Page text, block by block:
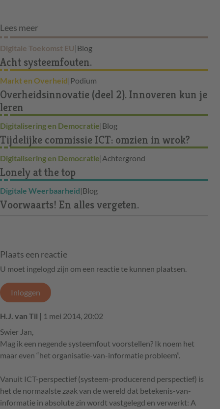
Lees meer
Digitale Toekomst EU |Blog
Acht systeemfouten.
Markt en Overheid|Podium
Overheidsinnovatie (deel 2). Innoveren kun je
leren
Digitalisering en Democratie|Blog
Tijdelijke commissie ICT: omzien in wrok?
Digitalisering en Democratie|Achtergrond
Lonely at the top
Digitale Weerbaarheid|Blog
Voorwaarts! En alles vergeten.
Plaats een reactie
U moet ingelogd zijn om een reactie te kunnen plaatsen.
Inloggen
H.J. van Til | 1 mei 2014, 20:02
Swier Jan,
Mag ik een negende systeemfout voorstellen? Ik noem het
maar even “het organisatie-van-informatie probleem”.
Vanuit ICT-perspectief (systeem-producerend perspectief) is
het de normaalste zaak van de wereld dat betekenis-van-
informatie in absolute zin wordt vastgelegd en verwerkt: A